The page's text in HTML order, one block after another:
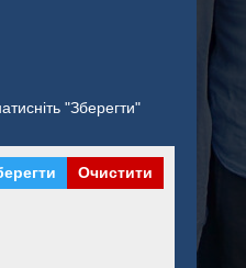
"Зберегти"
Очистити